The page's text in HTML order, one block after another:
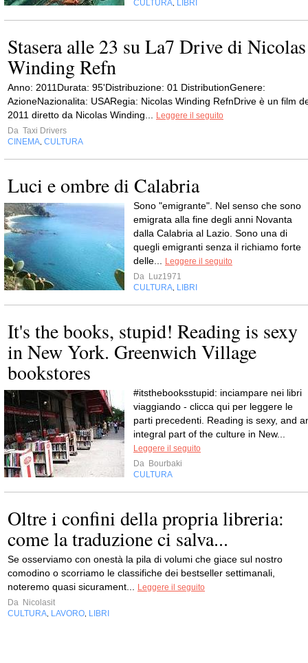
CULTURA LIBRI
Stasera alle 23 su La7 Drive di Nicolas
Winding Refn
Anno: 2011Durata: 95'Distribuzione: 01 DistributionGenere:
AzioneNazionalita: USARegia: Nicolas Winding RefnDrive è un film
2011 diretto da Nicolas Winding...
Leggere il seguito
Da Taxi Drivers
CINEMA CULTURA
Luci e ombre di Calabria
Sono "emigrante". Nel senso che sono
emigrata alla fine degli anni Novanta
dalla Calabria al Lazio. Sono una di
quegli emigranti senza il richiamo forte
delle...
Leggere il seguito
Da Luz1971
CULTURA LIBRI
It's the books, stupid! Reading is sexy
in New York. Greenwich Village
bookstores
#itsthebooksstupid: inciampare nei libri
viaggiando - clicca qui per leggere le
parti precedenti. Reading is sexy, and
integral part of the culture in New...
Leggere il seguito
Da Bourbaki
CULTURA
Oltre i confini della propria libreria:
come la traduzione ci salva...
Se osserviamo con onestà la pila di volumi che giace sul nostro
comodino o scorriamo le classifiche dei bestseller settimanali,
noteremo quasi sicurament...
Leggere il seguito
Da Nicolasit
CULTURA LAVORO LIBRI